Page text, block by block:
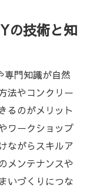
の技術と知
専門知識が自然
法やコンクリー
るのがメリット
ワークショップ
ながらスキルア
メンテナンスや
いづくりにつな